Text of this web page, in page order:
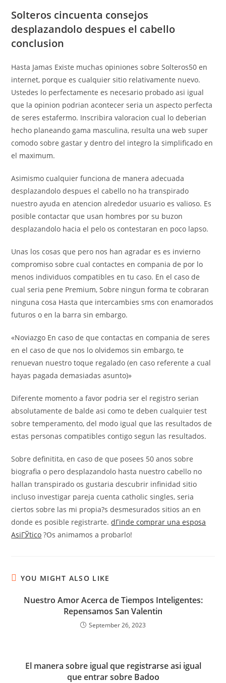
Solteros cincuenta consejos
desplazandolo despues el cabello
conclusion
Hasta Jamas Existe muchas opiniones sobre Solteros50 en
internet, porque es cualquier sitio relativamente nuevo.
Ustedes lo perfectamente es necesario probado asi­ igual
que la opinion podri­an acontecer seri­a un aspecto perfecta
de seres estafermo. Inscribira valoracion cual lo deberian
hecho planeando gama masculina, resulta una web super
comodo sobre gastar y dentro del integro la simplificado en
el maximum.
Asimismo cualquier funciona de manera adecuada
desplazandolo despues el cabello no ha transpirado
nuestro ayuda en atencion alrededor usuario es valioso. Es
posible contactar que usan hombres por su buzon
desplazandolo hacia el pelo os contestaran en poco lapso.
Unas los cosas que pero nos han agradar es es invierno
compromiso sobre cual contactes en compania de por lo
menos individuos compatibles en tu caso. En el caso de
cual seri­a pene Premium, Sobre ningun forma te cobraran
ninguna cosa Hasta que intercambies sms con enamorados
futuros o en la barra sin embargo.
«Noviazgo En caso de que contactas en compania de seres
en el caso de que nos lo olvidemos sin embargo, te
renuevan nuestro toque regalado (en caso referente a cual
hayas pagada demasiadas asunto)»
Diferente momento a favor podri­a ser el registro seri­an
absolutamente de balde asi­ como te deben cualquier test
sobre temperamento, del modo igual que las resultados de
estas personas compatibles contigo segun las resultados.
Sobre definitita, en caso de que posees 50 anos sobre
biografia o pero desplazandolo hasta nuestro cabello no
hallan transpirado os gustaria descubrir infinidad sitio
incluso investigar pareja cuenta catholic singles, seri­a
ciertos sobre las mi propia?s desmesurados sitios an en
donde es posible registrarte.dГіnde comprar una esposa
AsiГЎtico ?Os animamos a probarlo!
YOU MIGHT ALSO LIKE
Nuestro Amor Acerca de Tiempos Inteligentes:
Repensamos San Valentin
September 26, 2023
El manera sobre igual que registrarse asi igual
que entrar sobre Badoo